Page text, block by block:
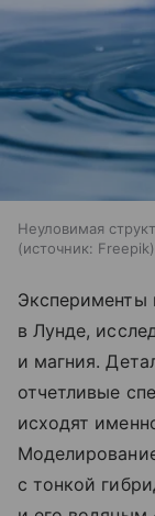
Неуловимая
источник: Freepik
Эксперименты
в Лунде,
и магния.
отчетливые
исходят
с тонкой